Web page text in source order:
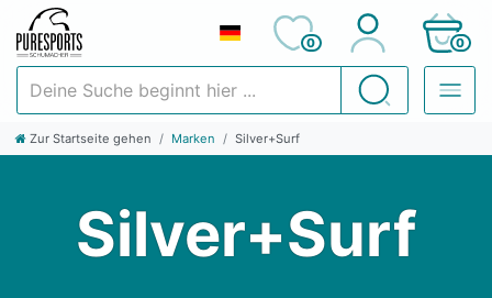
Suchen
0 0
Zur Startseite gehen Marken Silver+Surf
Silver+Surf